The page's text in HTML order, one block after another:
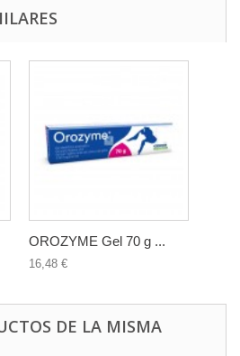
OROZYME Gel 70 g ...
16,48 €
DE LA MISMA